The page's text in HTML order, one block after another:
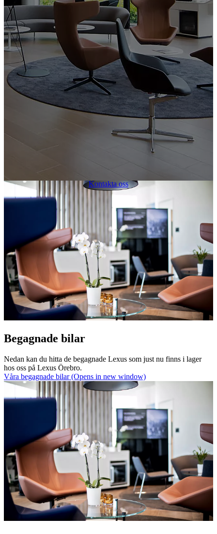
VÄLKOMMEN TILL
LEXUS
ÖREBRO
00CD0-E9EAD-20D61-14200-01340-3
Försäljning, Verkstad, Lackeringsverkstad, Hyrbilar
Kontakta oss
Begagnade bilar
Nedan kan du hitta de begagnade Lexus som just nu finns i lager
hos oss på Lexus Örebro.
Våra begagnade bilar(Opens in new window)